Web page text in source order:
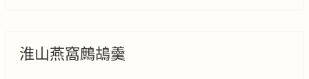
淮山燕窩鷓鴣羹